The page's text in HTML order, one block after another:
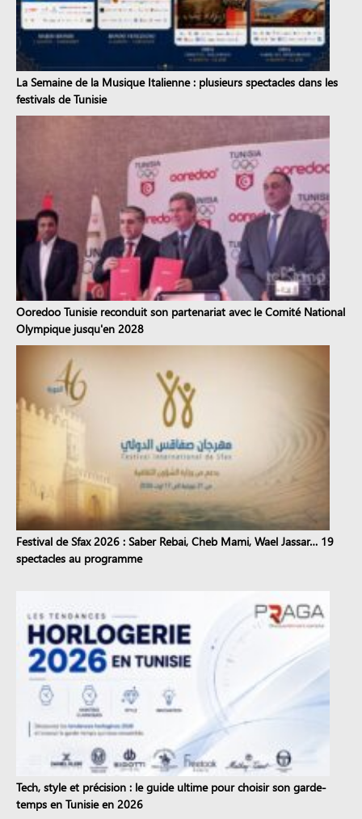
La Semaine de la Musique Italienne : plusieurs spectacles dans les
festivals de Tunisie
Ooredoo Tunisie reconduit son partenariat avec le Comité National
Olympique jusqu'en 2028
Festival de Sfax 2026 : Saber Rebai, Cheb Mami, Wael Jassar… 19
spectacles au programme
Tech, style et précision : le guide ultime pour choisir son garde-
temps en Tunisie en 2026